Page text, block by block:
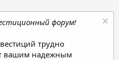
форум!
трудно
вашим надежным